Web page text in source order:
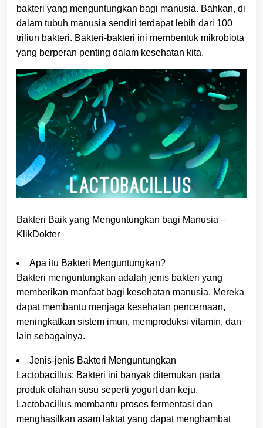
bakteri yang menguntungkan bagi manusia. Bahkan, di
dalam tubuh manusia sendiri terdapat lebih dari 100
triliun bakteri. Bakteri-bakteri ini membentuk mikrobiota
yang berperan penting dalam kesehatan kita.
Bakteri Baik yang Menguntungkan bagi Manusia –
KlikDokter
Apa itu Bakteri Menguntungkan?
Bakteri menguntungkan adalah jenis bakteri yang
memberikan manfaat bagi kesehatan manusia. Mereka
dapat membantu menjaga kesehatan pencernaan,
meningkatkan sistem imun, memproduksi vitamin, dan
lain sebagainya.
Jenis-jenis Bakteri Menguntungkan
Lactobacillus: Bakteri ini banyak ditemukan pada
produk olahan susu seperti yogurt dan keju.
Lactobacillus membantu proses fermentasi dan
menghasilkan asam laktat yang dapat menghambat